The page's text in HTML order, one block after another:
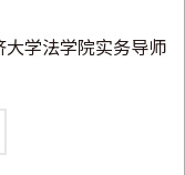
并对破产人主体开
学法学院实务导师